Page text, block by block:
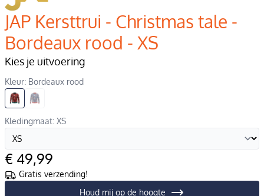
JAP Kersttrui - Christmas tale -
Bordeaux rood - XS
Kies je uitvoering
Kleur: Bordeaux rood
Kledingmaat: XS
€ 49,99
Gratis verzending!
Houd mij op de hoogte